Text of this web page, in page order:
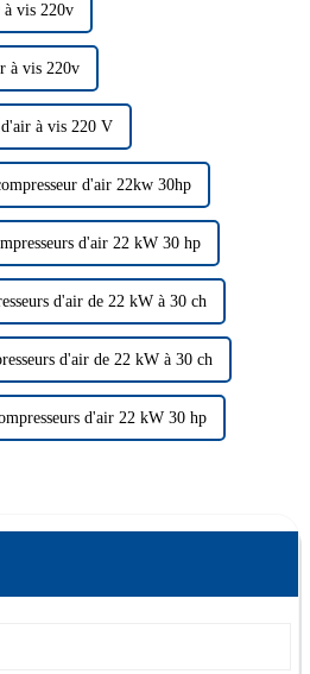
à vis 220v
à vis 220v
d'air à vis 220 V
d'air 22kw 30hp
d'air 22 kW 30 hp
d'air de 22 kW à 30 ch
d'air de 22 kW à 30 ch
d'air 22 kW 30 hp